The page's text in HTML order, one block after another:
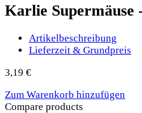
Karlie Supermäuse
Artikelbeschreibung
Lieferzeit & Grundpreis
3,19 €
Zum Warenkorb hinzufügen
Compare products